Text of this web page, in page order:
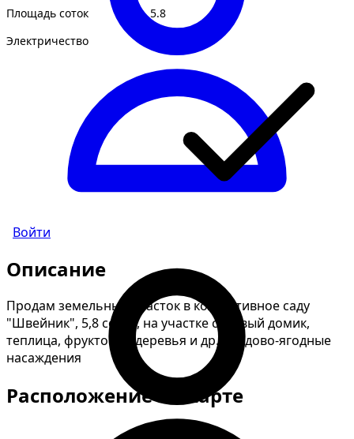
Войти
Площадь соток
5.8
Электричество
Описание
Продам земельный участок в коллективное саду
"Швейник", 5,8 сотки, на участке садовый домик,
теплица, фруктовые деревья и др. плодово-ягодные
насаждения
Расположение на карте